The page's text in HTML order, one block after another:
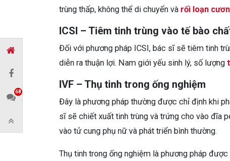
trùng thấp, không thể di chuyển và rối loạn
ICSI – Tiêm tinh trùng vào tế bào
Đối với phương pháp ICSI, bác sĩ sẽ tiêm tinh
diễn ra thuận lợi. Nam giới yếu sinh lý, số lượng
IVF – Thụ tinh trong ống nghiệm
Đây là phương pháp thường được chỉ định khi
sĩ sẽ chiết xuất tinh trùng và trứng cho vào đĩa
vào tử cung phụ nữ và phát triển bình thường.
Thụ tinh trong ống nghiệm là phương pháp
68